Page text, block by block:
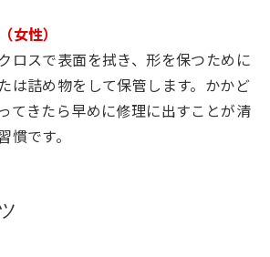
女性）
ロスで表面を拭き、形を保つために
は詰め物をして保管します。かかど
てきたら早めに修理に出すことが清
慣です。